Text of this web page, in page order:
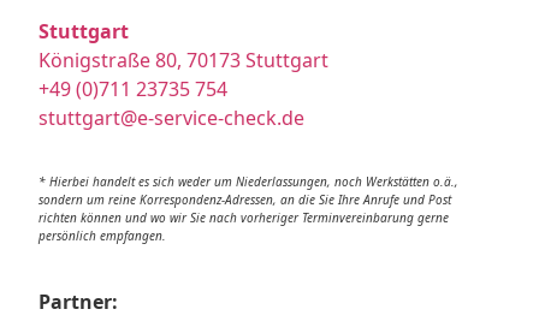
Stuttgart
Königstraße 80, 70173 Stuttgart
+49 (0)711 23735 754
stuttgart@e-service-check.de
* Hierbei handelt es sich weder um Niederlassungen, noch Werkstätten o.ä.,
sondern um reine Korrespondenz-Adressen, an die Sie Ihre Anrufe und Post
richten können und wo wir Sie nach vorheriger Terminvereinbarung gerne
persönlich empfangen.
Partner: